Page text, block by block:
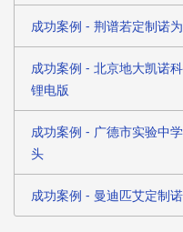
成功案例 - 荆谱若定制诺
成功案例 - 北京地大凯诺
锂电版
成功案例 - 广德市实验中
头
成功案例 - 曼迪匹艾定制